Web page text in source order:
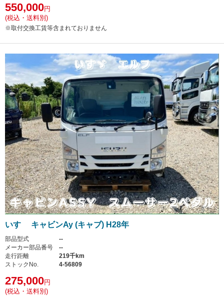
550,000円
(税込・送料別)
※取付交換工賃等含まれておりません
いすゞ キャビンAy (キャブ) H28年
部品型式
--
メーカー部品番号
--
走行距離
219千km
ストックNo.
4-56809
275,000円
(税込・送料別)